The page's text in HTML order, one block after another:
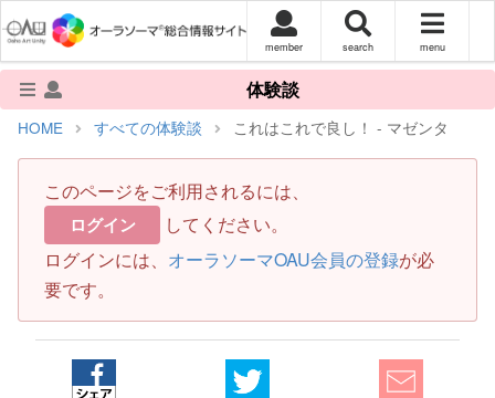
member search menu
体験談
HOME すべての体験談 これはこれで良し！ - マゼンタ
このページをご利用されるには、
ログイン
してください。
ログインには、 オーラソーマOAU会員の登録が必
要です。